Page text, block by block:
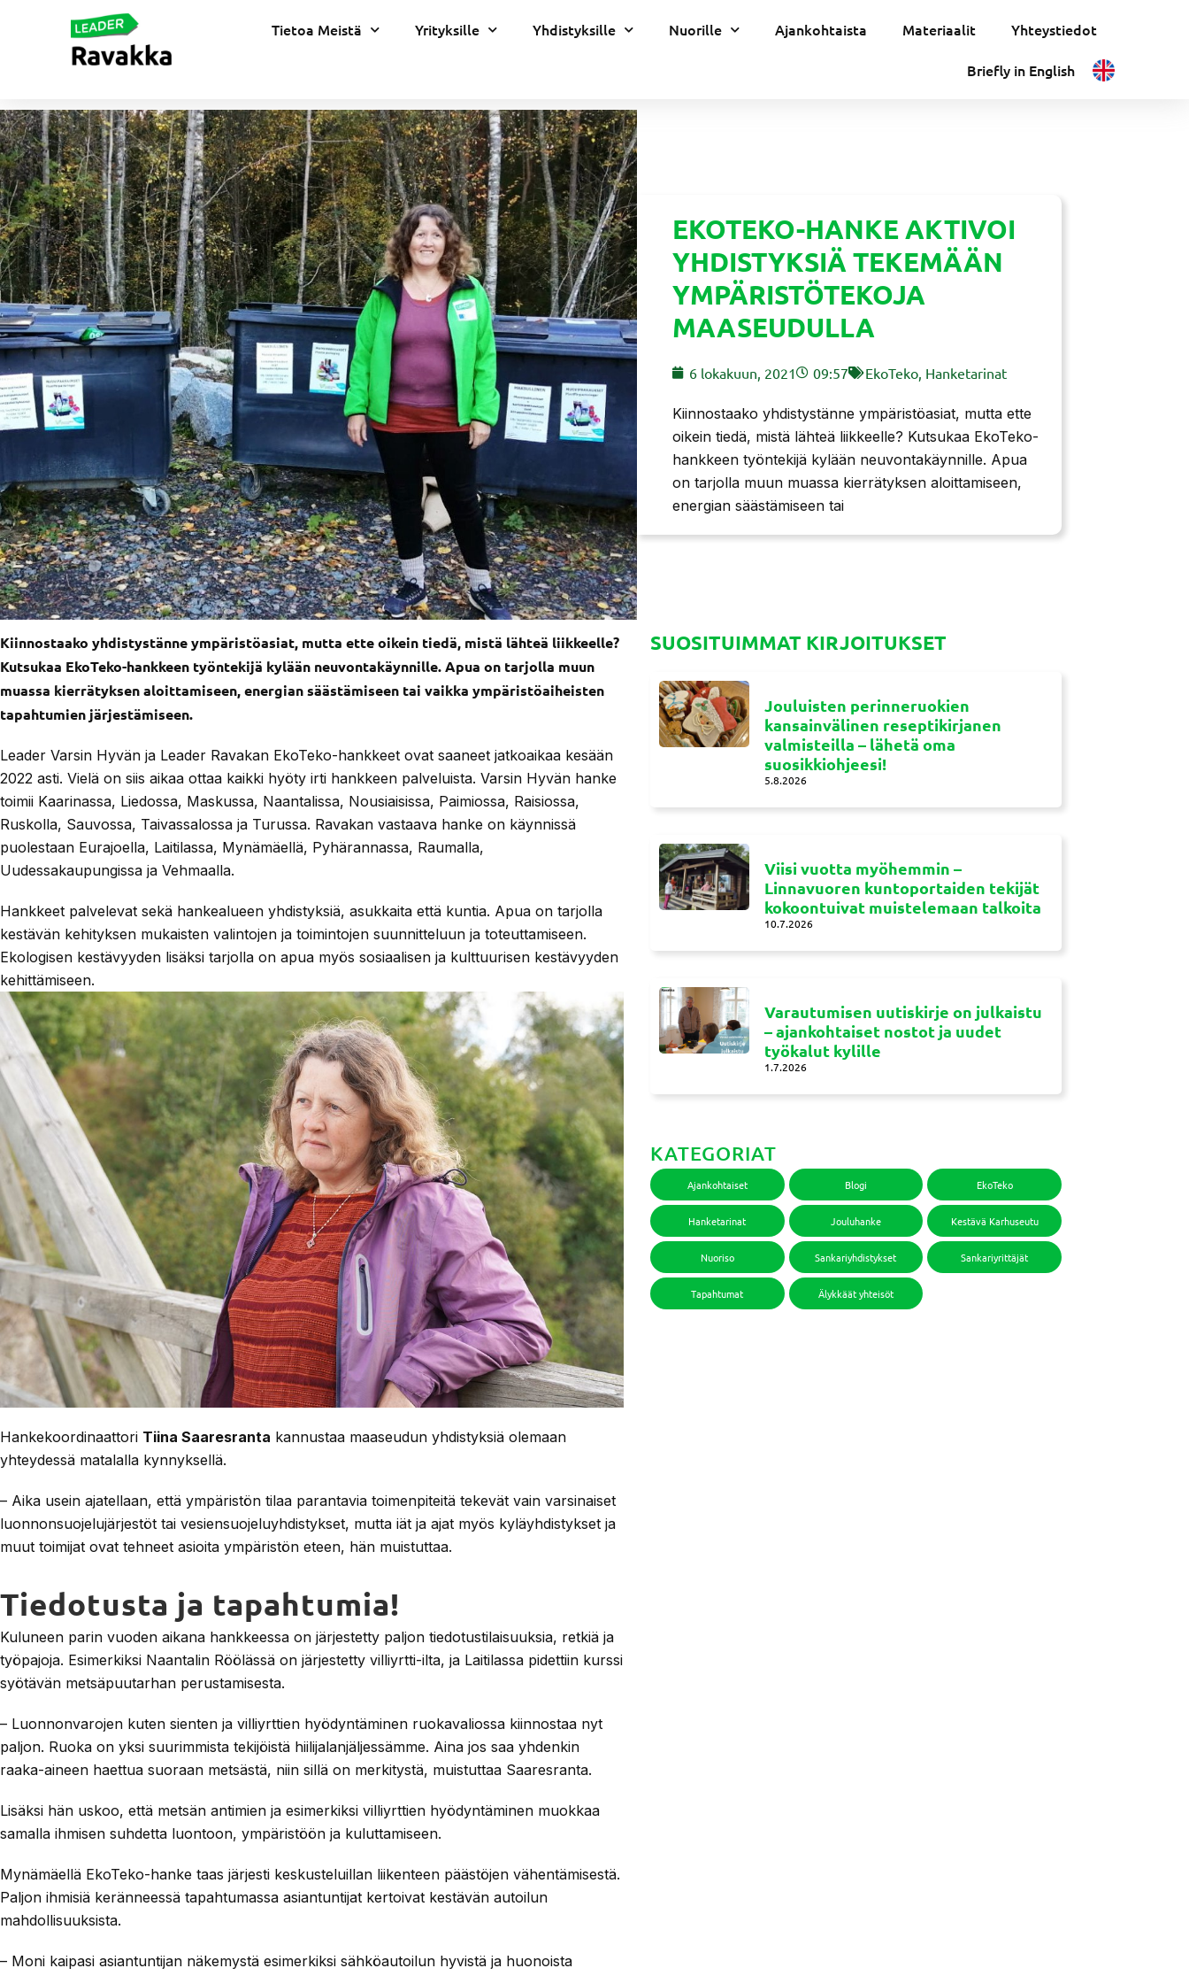
Tietoa Meistä Yrityksille Yhdistyksille Nuorille Ajankohtaista Materiaalit Yhteystiedot
Briefly in English
EKOTEKO-HANKE AKTIVOI
YHDISTYKSIÄ TEKEMÄÄN
YMPÄRISTÖTEKOJA
MAASEUDULLA
6 lokakuun, 2021 09:57 EkoTeko, Hanketarinat
Kiinnostaako yhdistystänne ympäristöasiat, mutta ette
oikein tiedä, mistä lähteä liikkeelle? Kutsukaa EkoTeko-
hankkeen työntekijä kylään neuvontakäynnille. Apua
on tarjolla muun muassa kierrätyksen aloittamiseen,
energian säästämiseen tai
Kiinnostaako yhdistystänne ympäristöasiat, mutta ette oikein tiedä, mistä lähteä liikkeelle?
Kutsukaa EkoTeko-hankkeen työntekijä kylään neuvontakäynnille. Apua on tarjolla muun
muassa kierrätyksen aloittamiseen, energian säästämiseen tai vaikka ympäristöaiheisten
tapahtumien järjestämiseen.
Leader Varsin Hyvän ja Leader Ravakan EkoTeko-hankkeet ovat saaneet jatkoaikaa kesään
2022 asti. Vielä on siis aikaa ottaa kaikki hyöty irti hankkeen palveluista. Varsin Hyvän hanke
toimii Kaarinassa, Liedossa, Maskussa, Naantalissa, Nousiaisissa, Paimiossa, Raisiossa,
Ruskolla, Sauvossa, Taivassalossa ja Turussa. Ravakan vastaava hanke on käynnissä
puolestaan Eurajoella, Laitilassa, Mynämäellä, Pyhärannassa, Raumalla,
Uudessakaupungissa ja Vehmaalla.
Hankkeet palvelevat sekä hankealueen yhdistyksiä, asukkaita että kuntia. Apua on tarjolla
kestävän kehityksen mukaisten valintojen ja toimintojen suunnitteluun ja toteuttamiseen.
Ekologisen kestävyyden lisäksi tarjolla on apua myös sosiaalisen ja kulttuurisen kestävyyden
kehittämiseen.
Hankekoordinaattori Tiina Saaresranta kannustaa maaseudun yhdistyksiä olemaan
yhteydessä matalalla kynnyksellä.
– Aika usein ajatellaan, että ympäristön tilaa parantavia toimenpiteitä tekevät vain varsinaiset
luonnonsuojelujärjestöt tai vesiensuojeluyhdistykset, mutta iät ja ajat myös kyläyhdistykset ja
muut toimijat ovat tehneet asioita ympäristön eteen, hän muistuttaa.
Tiedotusta ja tapahtumia!
Kuluneen parin vuoden aikana hankkeessa on järjestetty paljon tiedotustilaisuuksia, retkiä ja
työpajoja. Esimerkiksi Naantalin Röölässä on järjestetty villiyrtti-ilta, ja Laitilassa pidettiin kurssi
syötävän metsäpuutarhan perustamisesta.
– Luonnonvarojen kuten sienten ja villiyrttien hyödyntäminen ruokavaliossa kiinnostaa nyt
paljon. Ruoka on yksi suurimmista tekijöistä hiilijalanjäljessämme. Aina jos saa yhdenkin
raaka-aineen haettua suoraan metsästä, niin sillä on merkitystä, muistuttaa Saaresranta.
Lisäksi hän uskoo, että metsän antimien ja esimerkiksi villiyrttien hyödyntäminen muokkaa
samalla ihmisen suhdetta luontoon, ympäristöön ja kuluttamiseen.
Mynämäellä EkoTeko-hanke taas järjesti keskusteluillan liikenteen päästöjen vähentämisestä.
Paljon ihmisiä keränneessä tapahtumassa asiantuntijat kertoivat kestävän autoilun
mahdollisuuksista.
– Moni kaipasi asiantuntijan näkemystä esimerkiksi sähköautoilun hyvistä ja huonoista
SUOSITUIMMAT KIRJOITUKSET
Jouluisten perinneruokien
kansainvälinen reseptikirjanen
valmisteilla – lähetä oma
suosikkiohjeesi!
5.8.2026
Viisi vuotta myöhemmin –
Linnavuoren kuntoportaiden tekijät
kokoontuivat muistelemaan talkoita
10.7.2026
Varautumisen uutiskirje on julkaistu
– ajankohtaiset nostot ja uudet
työkalut kylille
1.7.2026
KATEGORIAT
Ajankohtaiset Blogi EkoTeko
Hanketarinat Jouluhanke Kestävä Karhuseutu
Nuoriso Sankariyhdistykset Sankariyrittäjät
Tapahtumat Älykkäät yhteisöt